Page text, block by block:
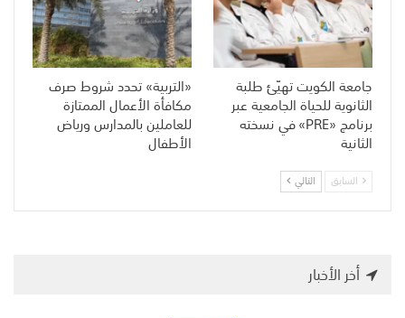
جامعة الكويت تهيّئ طلبة
الثانوية للحياة الجامعية عبر
برنامج «PRE» في نسخته
الثانية
«التربية» تحدد شروط صرف
مكافأة الأعمال الممتازة
للعاملين بالمدارس ورياض
الأطفال
السابق التالي
أخر الأخبار